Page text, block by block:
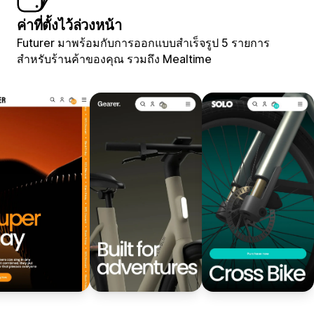
ค่าที่ตั้งไว้ล่วงหน้า
Futurer มาพร้อมกับการออกแบบสำเร็จรูป 5 รายการ
สำหรับร้านค้าของคุณ รวมถึง Mealtime